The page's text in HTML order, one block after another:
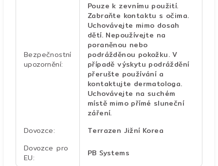
Bezpečnostní
upozornění:
Pouze k zevnímu použití.
Zabraňte kontaktu s očima.
Uchovávejte mimo dosah
dětí. Nepoužívejte na
poraněnou nebo
podrážděnou pokožku. V
případě výskytu podráždění
přerušte používání a
kontaktujte dermatologa.
Uchovávejte na suchém
místě mimo přímé sluneční
záření.
Dovozce:
Terrazen Jižní Korea
Dovozce pro
EU: PB Systems